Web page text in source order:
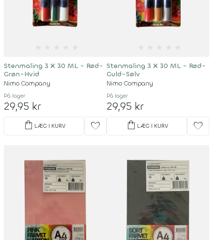
Stenmaling 3 X 30 ML - Rød-
Grøn-Hvid
Nimo Company
På lager
29,95 kr
shopping_bag LÆG I KURV favorite
Stenmaling 3 X 30 ML - Rød-
Guld-Sølv
Nimo Company
På lager
29,95 kr
shopping_bag LÆG I KURV favorite